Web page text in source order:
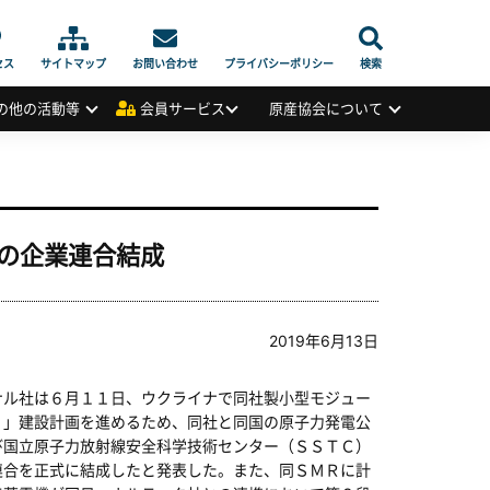
ス サイトマップ お問い合わせ プライバシーポリシー 検索
他の活動等 会員サービス 原産協会について
企業連合結成
2019年6月13日
社は６月１１日、ウクライナで同社製小型モジュー
建設計画を進めるため、同社と同国の原子力発電公
立原子力放射線安全科学技術センター（ＳＳＴＣ）
を正式に結成したと発表した。また、同ＳＭＲに計